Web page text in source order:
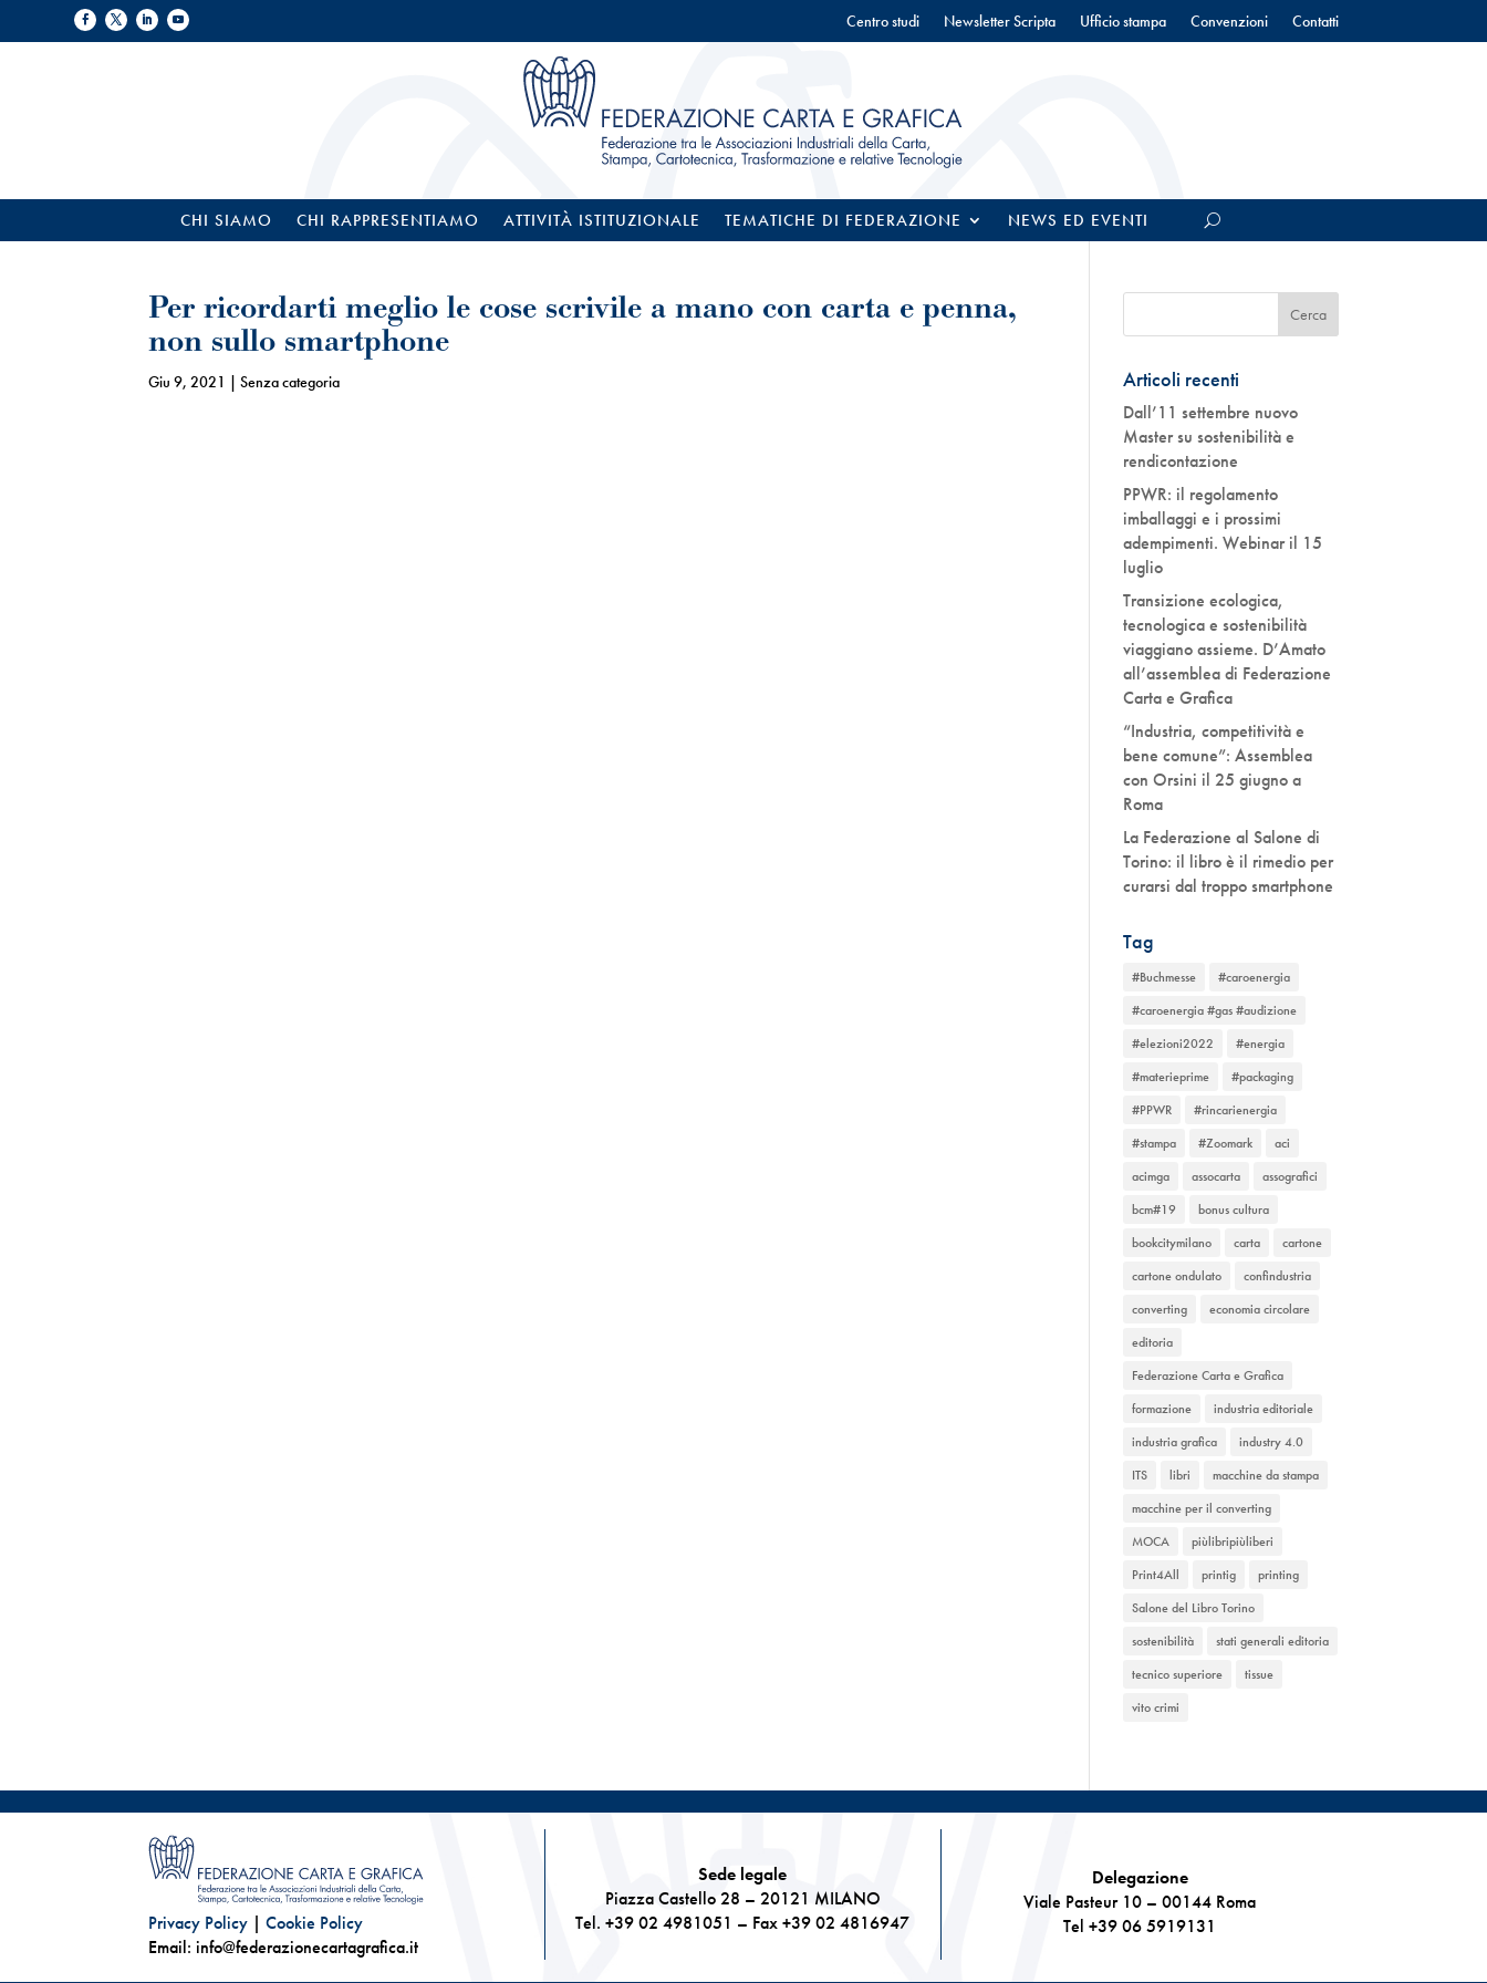
Centro studi Newsletter Scripta Ufficio stampa Convenzioni Contatti
CHI SIAMO CHI RAPPRESENTIAMO ATTIVITÀ ISTITUZIONALE TEMATICHE DI FEDERAZIONE NEWS ED EVENTI
Per ricordarti meglio le cose scrivile a mano con carta e penna,
non sullo smartphone
Giu 9, 2021 | Senza categoria Articoli recenti
Dall’11 settembre nuovo
Master su sostenibilità e
rendicontazione
PPWR: il regolamento
imballaggi e i prossimi
adempimenti. Webinar il 15
luglio
Transizione ecologica,
tecnologica e sostenibilità
viaggiano assieme. D’Amato
all’assemblea di Federazione
Carta e Grafica
“Industria, competitività e
bene comune”: Assemblea
con Orsini il 25 giugno a
Roma
La Federazione al Salone di
Torino: il libro è il rimedio per
curarsi dal troppo smartphone
Tag
#Buchmesse
#caroenergia
#caroenergia #gas #audizione
#elezioni2022
#energia
#materieprime
#packaging
#PPWR
#rincarienergia
#stampa
#Zoomark
aci
acimga
assocarta
assografici
bcm#19
bonus cultura
bookcitymilano
carta
cartone
cartone ondulato
confindustria
converting
economia circolare
editoria
Federazione Carta e Grafica
formazione
industria editoriale
industria grafica
industry 4.0
ITS
libri
macchine da stampa
macchine per il converting
MOCA
piùlibripiùliberi
Print4All
printig
printing
Salone del Libro Torino
sostenibilità
stati generali editoria
tecnico superiore
tissue
vito crimi
Privacy Policy |Cookie Policy
Email: info@federazionecartagrafica.it
Sede legale
Piazza Castello 28 – 20121 MILANO
Tel. +39 02 4981051 – Fax +39 02 4816947
Delegazione
Viale Pasteur 10 – 00144 Roma
Tel +39 06 5919131